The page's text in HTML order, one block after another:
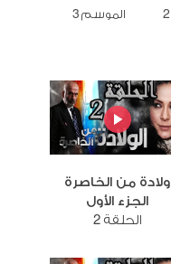
الموسم 3
ولادة من الخاصرة
الجزء الأول
الحلقة 2